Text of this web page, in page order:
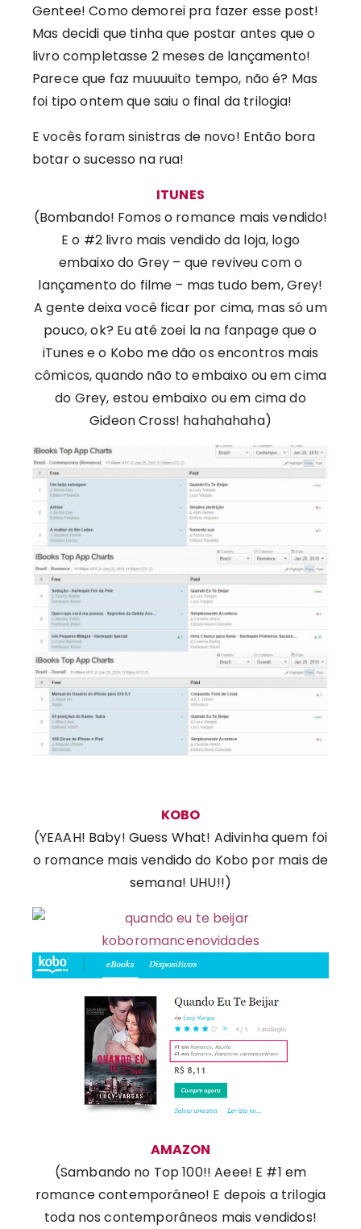
Gentee! Como demorei pra fazer esse post!
Mas decidi que tinha que postar antes que o
livro completasse 2 meses de lançamento!
Parece que faz muuuuito tempo, não é? Mas
foi tipo ontem que saiu o final da trilogia!
E vocês foram sinistras de novo! Então bora
botar o sucesso na rua!
ITUNES
(Bombando! Fomos o romance mais vendido!
E o #2 livro mais vendido da loja, logo
embaixo do Grey – que reviveu com o
lançamento do filme – mas tudo bem, Grey!
A gente deixa você ficar por cima, mas só um
pouco, ok? Eu até zoei la na fanpage que o
iTunes e o Kobo me dão os encontros mais
cômicos, quando não to embaixo ou em cima
do Grey, estou embaixo ou em cima do
Gideon Cross! hahahahaha)
KOBO
(YEAAH! Baby! Guess What! Adivinha quem foi
o romance mais vendido do Kobo por mais de
semana! UHU!!)
AMAZON
(Sambando no Top 100!! Aeee! E #1 em
romance contemporâneo! E depois a trilogia
toda nos contemporâneos mais vendidos!